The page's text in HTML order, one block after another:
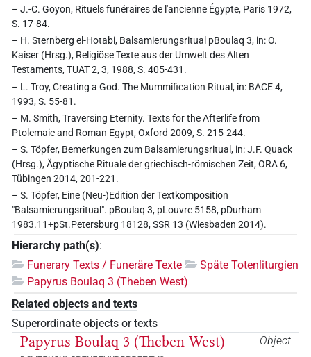
– J.-C. Goyon, Rituels funéraires de l'ancienne Égypte, Paris 1972,
S. 17-84.
– H. Sternberg el-Hotabi, Balsamierungsritual pBoulaq 3, in: O.
Kaiser (Hrsg.), Religiöse Texte aus der Umwelt des Alten
Testaments, TUAT 2, 3, 1988, S. 405-431.
– L. Troy, Creating a God. The Mummification Ritual, in: BACE 4,
1993, S. 55-81.
– M. Smith, Traversing Eternity. Texts for the Afterlife from
Ptolemaic and Roman Egypt, Oxford 2009, S. 215-244.
– S. Töpfer, Bemerkungen zum Balsamierungsritual, in: J.F. Quack
(Hrsg.), Ägyptische Rituale der griechisch-römischen Zeit, ORA 6,
Tübingen 2014, 201-221.
– S. Töpfer, Eine (Neu-)Edition der Textkomposition
"Balsamierungsritual". pBoulaq 3, pLouvre 5158, pDurham
1983.11+pSt.Petersburg 18128, SSR 13 (Wiesbaden 2014).
Hierarchy path(s):
Funerary Texts / Funeräre Texte
Späte Totenliturgien
Papyrus Boulaq 3 (Theben West)
Related objects and texts
Superordinate objects or texts
Object
Papyrus Boulaq 3 (Theben West)